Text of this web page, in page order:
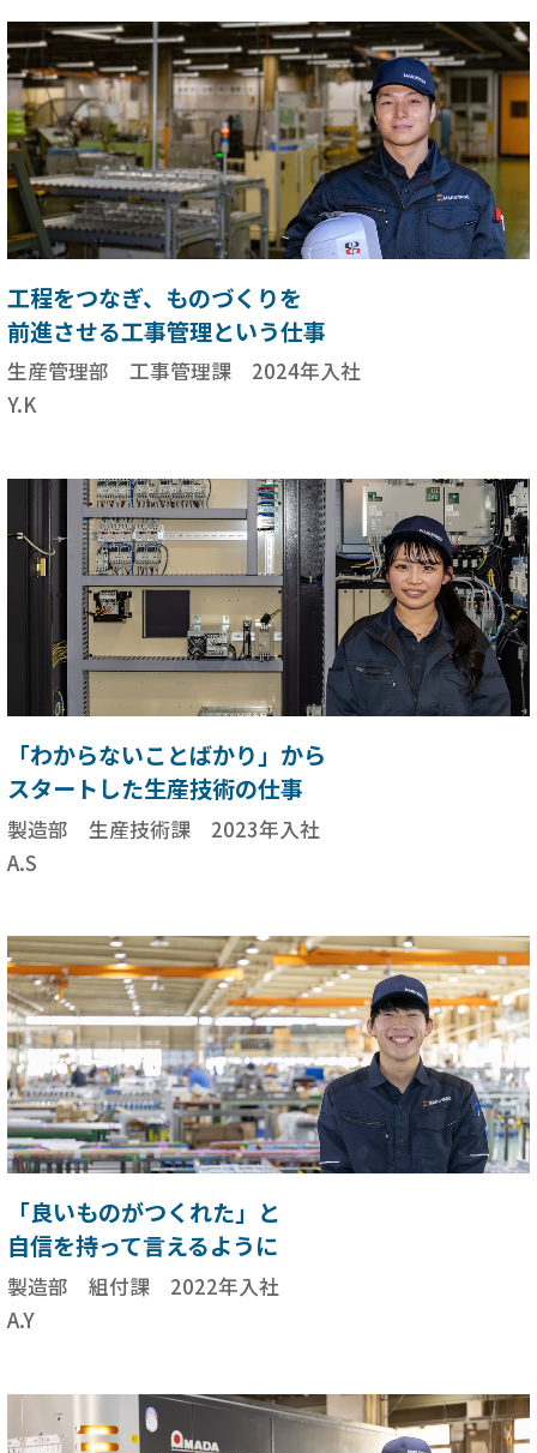
工程をつなぎ、ものづくりを
前進させる工事管理という仕事
生産管理部 工事管理課 2024年入社
Y.K
「わからないことばかり」から
スタートした生産技術の仕事
製造部 生産技術課 2023年入社
A.S
「良いものがつくれた」と
自信を持って言えるように
製造部 組付課 2022年入社
A.Y